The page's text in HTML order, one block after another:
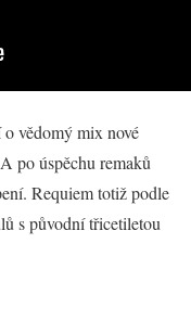
vědomý mix nové
po úspěchu remaků
Requiem totiž podle
s původní třicetiletou